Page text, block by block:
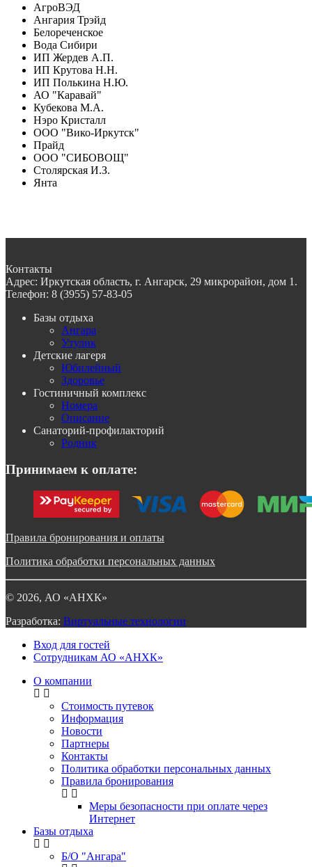
АгроВЭД
Ангария Трэйд
Белореченское
Вода Сибири
ИП Жердев А.П.
ИП Крутова Н.Н.
ИП Полькина Н.Ю.
АО "Каравай"
Кубекова М.А.
Нэро Кристалл
ООО "Вико-Иркутск"
Прайд
ООО "СИБОВОЩ"
Столярская И.З.
Янта
Контакты
Адрес: Иркутская область, г. Ангарск, 29 микрорайон, дом 1.
Телефон: 8 (3955) 57-83-05
Базы отдыха
Ангара
Утулик
Детские лагеря
Юбилейный
Здоровье
Гостиничный комплекс
Номера
Описание
Санаторий-профилакторий
Родник
Принимаем к оплате:
Правила бронирования и оплаты
Политика обработки персональных данных
© 2026, АО «АНХК»
Разработка: Виртуальные технологии
Вход для гостей
Сотрудникам АО «АНХК»
О компании
Стоимость путевок
Информация
Новости
Партнеры
Контакты
Политика обработки персональных данных
Правила бронирования
Меры безопасности при оплате через
Интернет
Базы отдыха
Б/О "Ангара"